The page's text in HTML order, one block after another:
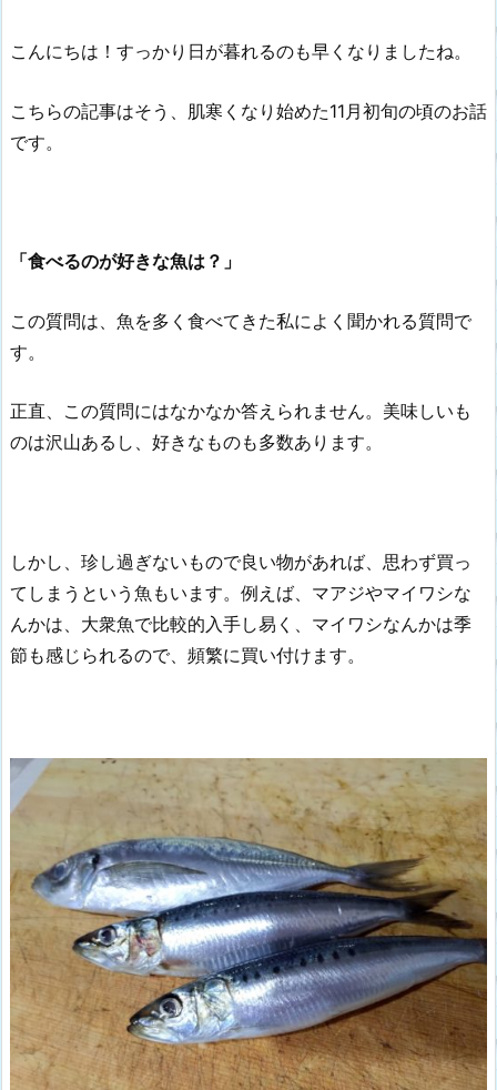
こんにちは！すっかり日が暮れるのも早くなりましたね。
こちらの記事はそう、肌寒くなり始めた11月初旬の頃のお話
です。
「食べるのが好きな魚は？」
この質問は、魚を多く食べてきた私によく聞かれる質問で
す。
正直、この質問にはなかなか答えられません。美味しいも
のは沢山あるし、好きなものも多数あります。
しかし、珍し過ぎないもので良い物があれば、思わず買っ
てしまうという魚もいます。例えば、マアジやマイワシな
んかは、大衆魚で比較的入手し易く、マイワシなんかは季
節も感じられるので、頻繁に買い付けます。